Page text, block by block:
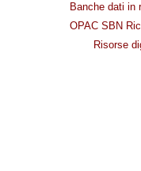
Banche dati in
OPAC SBN
Risorse